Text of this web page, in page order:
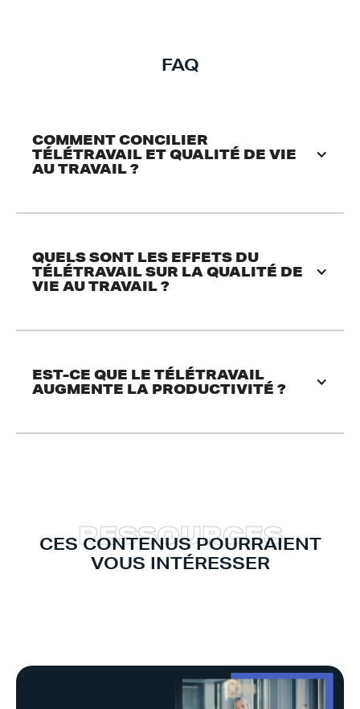
FAQ
COMMENT CONCILIER
TÉLÉTRAVAIL ET QUALITÉ DE VIE
AU TRAVAIL ?
QUELS SONT LES EFFETS DU
TÉLÉTRAVAIL SUR LA QUALITÉ DE
VIE AU TRAVAIL ?
EST-CE QUE LE TÉLÉTRAVAIL
AUGMENTE LA PRODUCTIVITÉ ?
CES CONTENUS POURRAIENT
VOUS INTÉRESSER
RESSOURCES